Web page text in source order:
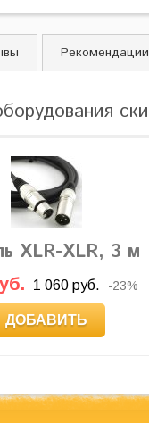
Рекомендации
XLR-XLR, 3 м
1 060 руб. -23%
ДОБАВИТЬ